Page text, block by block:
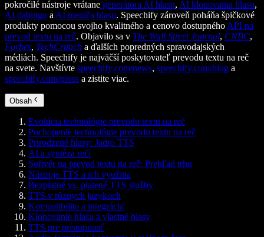
pokročilé nástroje vrátane generátora AI hlasu, AI klonovania hlasu,
AI dabingu a AI meniča hlasu. Speechify zároveň poháňa špičkové
produkty pomocou svojho kvalitného a cenovo dostupného API na
prevod textu na reč. Objavilo sa v The Wall Street Journal, CNBC,
Forbes, TechCrunch a ďalších popredných spravodajských
médiách. Speechify je najväčší poskytovateľ prevodu textu na reč
na svete. Navštívte speechify.com/news, speechify.com/blog a
speechify.com/press a zistite viac.
Obsah
Evolúcia technológie prevodu textu na reč
Pochopenie technológie prevodu textu na reč
Prirodzené hlasy: Jadro TTS
AI a syntéza reči
Softvér na prevod textu na reč: Prehľad trhu
Nástroje TTS a ich využitia
Bezplatné vs. platené TTS služby
TTS v rôznych jazykoch
Kompatibilita a integrácia
Klonovanie hlasu a vlastné hlasy
TTS pre prístupnosť